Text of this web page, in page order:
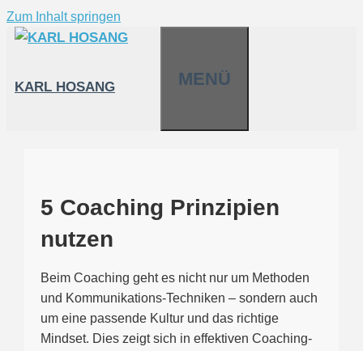
Zum Inhalt springen
KARL HOSANG MENÜ
5 Coaching Prinzipien
nutzen
Beim Coaching geht es nicht nur um Methoden
und Kommunikations-Techniken – sondern auch
um eine passende Kultur und das richtige
Mindset. Dies zeigt sich in effektiven Coaching-